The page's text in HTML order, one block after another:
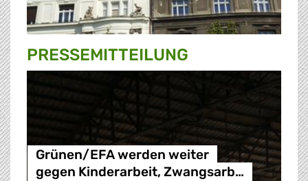
PRESSE­MITTEILUNG
Grünen/EFA werden weiter
gegen Kinderarbeit, Zwangsarb…